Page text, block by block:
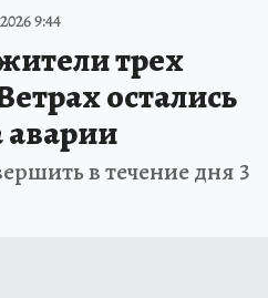
9:44
трех
остались
аварии
в течение дня 3